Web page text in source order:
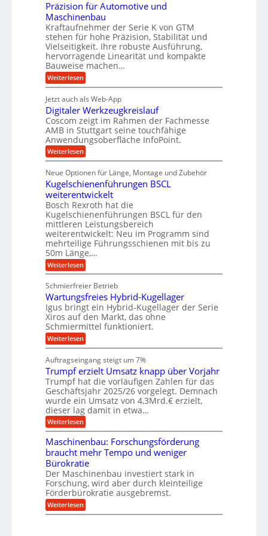
c
h
n
d
e
t
r
i
e
b
e
f
ü
r
r
a
e
U
m
g
e
b
u
n
g
e
n
n
d
A
u
f
t
r
a
g
s
e
i
n
g
a
n
g
e
n
v
o
n
K
I
w
i
h
t
i
g
e
r
a
l
M
a
s
c
h
i
n
e
n
n
s
t
a
n
g
e
n
g
e
t
r
i
e
b
e
f
ü
r
r
ä
z
i
s
e
H
u
b
b
e
w
e
g
u
n
g
e
n
Präzision für Automotive und
Maschinenbau
Kraftaufnehmer der Serie K von GTM
stehen für hohe Präzision, Stabilität und
Vielseitigkeit. Ihre robuste Ausführung,
hervorragende Linearität und kompakte
Bauweise machen…
Weiterlesen:
P
ä
z
i
s
i
o
n
f
r
A
u
t
o
m
o
t
i
v
e
u
d
M
a
s
c
h
i
n
n
b
a
u
Jetzt auch als Web-App
Digitaler Werkzeugkreislauf
Coscom zeigt im Rahmen der Fachmesse
AMB in Stuttgart seine touchfähige
Anwendungsoberfläche InfoPoint.
Weiterlesen:
D
g
i
t
a
l
e
r
W
e
r
k
z
e
u
g
k
r
e
i
s
l
a
u
f
Neue Optionen für Länge, Montage und Zubehör
Kugelschienenführungen BSCL
weiterentwickelt
Bosch Rexroth hat die
Kugelschienenführungen BSCL für den
mittleren Leistungsbereich
weiterentwickelt: Neu im Programm sind
mehrteilige Führungsschienen mit bis zu
50m Länge,…
Weiterlesen:
K
g
e
l
s
c
h
i
e
e
n
f
ü
h
r
u
n
g
e
n
B
S
C
L
w
e
i
t
Schmierfreier Betrieb
Wartungsfreies Hybrid-Kugellager
Igus bringt ein Hybrid-Kugellager der Serie
Xiros auf den Markt, das ohne
Schmiermittel funktioniert.
Weiterlesen:
W
r
t
u
n
g
s
f
r
e
e
s
H
y
b
r
i
d
-
Auftragseingang steigt um 7%
Trumpf erzielt Umsatz knapp über Vorjahr
Trumpf hat die vorläufigen Zahlen für das
Geschäftsjahr 2025/26 vorgelegt. Demnach
wurde ein Umsatz von 4,3Mrd.€ erzielt,
dieser lag damit in etwa…
Weiterlesen:
T
u
m
p
f
e
r
z
i
e
Maschinenbau: Forschungsförderung
braucht mehr Tempo und weniger
Bürokratie
Der Maschinenbau investiert stark in
Forschung, wird aber durch kleinteilige
Förderbürokratie ausgebremst.
Weiterlesen:
M